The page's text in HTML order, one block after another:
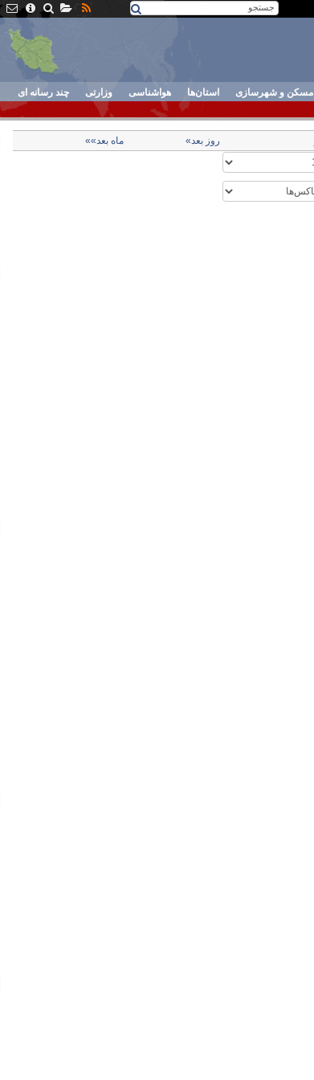
مسکن و شهرسازی استان‌ها هواشناسی وزارتی چند رسانه ای
روز بعد» ماه بعد»»